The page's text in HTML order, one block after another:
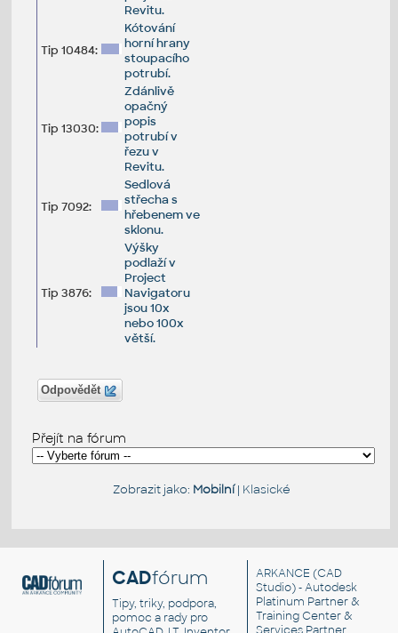
Revitu.
Tip 10484:
Kótování
horní hrany
stoupacího
potrubí.
Tip 13030:
Zdánlivě
opačný
popis
potrubí v
řezu v
Revitu.
Tip 7092:
Sedlová
střecha s
hřebenem ve
sklonu.
Tip 3876:
Výšky
podlaží v
Project
Navigatoru
jsou 10x
nebo 100x
větší.
Odpovědět
Přejít na fórum
Zobrazit jako: Mobilní| Klasické
CADfórum
Tipy, triky, podpora,
pomoc a rady pro
ARKANCE (CAD
Studio) - Autodesk
Platinum Partner &
Training Center &
Services Partner